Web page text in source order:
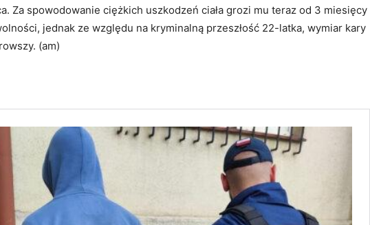
Za spowodowanie ciężkich uszkodzeń ciała grozi mu teraz od 3 miesięcy
jednak ze względu na kryminalną przeszłość 22-latka, wymiar kary
(am)